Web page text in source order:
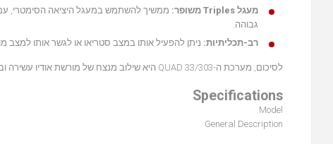
מעגל Triples משופר:
גבוהה.
רב-תכליתיות: ניתן להפעיל אותו במצב סטריאו או לגשר אותו למצב
לסיכום, מערכת ה-QUAD 33/303 היא שילוב מנצח של מורשת אודיו עשירה וביצועים מודרניים, הפונה הן לחובבי וינטג' והן לאודיופילים המחפשים צליל מדויק, חם ונקי.
Specifications
Model
General Description